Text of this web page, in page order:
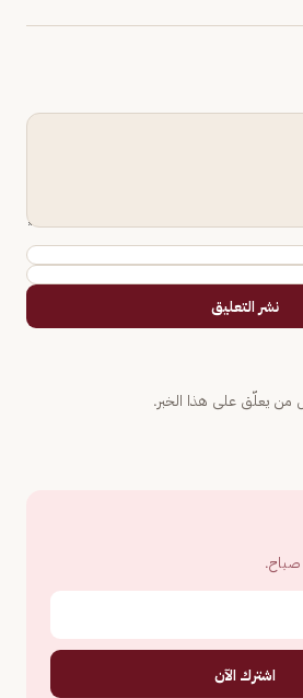
نشر التعليق
من يعلّق على هذا الخبر.
صباح.
اشترك الآن